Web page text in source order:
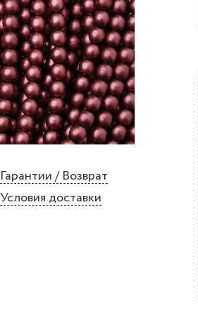
Гарантии / Возврат
Условия доставки